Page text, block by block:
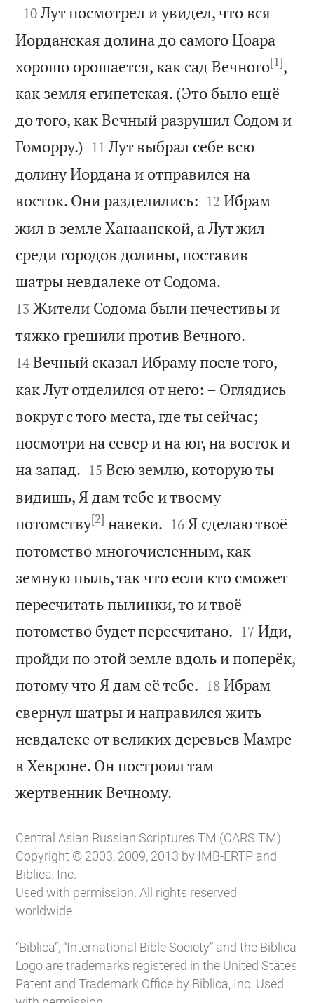

10 Лут посмотрел и увидел, что вся
Иорданская долина до самого Цоара
хорошо орошается, как сад Вечного[1],
как земля египетская. (Это было ещё
до того, как Вечный разрушил Содом и
Гоморру.) 

11 Лут выбрал себе всю
долину Иордана и отправился на
восток. Они разделились: 

12 Ибрам
жил в земле Ханаанской, а Лут жил
среди городов долины, поставив
шатры невдалеке от Содома.
13 Жители Содома были нечестивы и
тяжко грешили против Вечного.
14 Вечный сказал Ибраму после того,
как Лут отделился от него: – Оглядись
вокруг с того места, где ты сейчас;
посмотри на север и на юг, на восток и
на запад. 

15 Всю землю, которую ты
видишь, Я дам тебе и твоему
потомству[2] навеки. 

16 Я сделаю твоё
потомство многочисленным, как
земную пыль, так что если кто сможет
пересчитать пылинки, то и твоё
потомство будет пересчитано. 

17 Иди,
пройди по этой земле вдоль и поперёк,
потому что Я дам её тебе. 

18 Ибрам
свернул шатры и направился жить
невдалеке от великих деревьев Мамре
в Хевроне. Он построил там
жертвенник Вечному.
Central Asian Russian Scriptures TM (CARS TM)
Copyright © 2003, 2009, 2013 by IMB-ERTP and
Biblica, Inc.
Used with permission. All rights reserved
worldwide.
“Biblica”, “International Bible Society” and the Biblica
Logo are trademarks registered in the United States
Patent and Trademark Office by Biblica, Inc. Used